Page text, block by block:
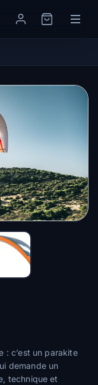
: c’est un parakite
demande un
technique et